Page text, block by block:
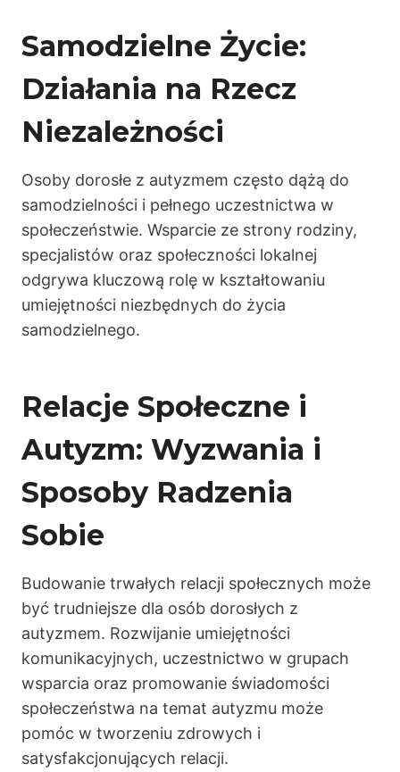
Samodzielne Życie:
Działania na Rzecz
Niezależności
Osoby dorosłe z autyzmem często dążą do
samodzielności i pełnego uczestnictwa w
społeczeństwie. Wsparcie ze strony rodziny,
specjalistów oraz społeczności lokalnej
odgrywa kluczową rolę w kształtowaniu
umiejętności niezbędnych do życia
samodzielnego.
Relacje Społeczne i
Autyzm: Wyzwania i
Sposoby Radzenia
Sobie
Budowanie trwałych relacji społecznych może
być trudniejsze dla osób dorosłych z
autyzmem. Rozwijanie umiejętności
komunikacyjnych, uczestnictwo w grupach
wsparcia oraz promowanie świadomości
społeczeństwa na temat autyzmu może
pomóc w tworzeniu zdrowych i
satysfakcjonujących relacji.